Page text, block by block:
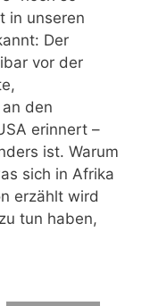
in unseren
Der
vor der
den
erinnert –
ist. Warum
sich in Afrika
erzählt wird
tun haben,